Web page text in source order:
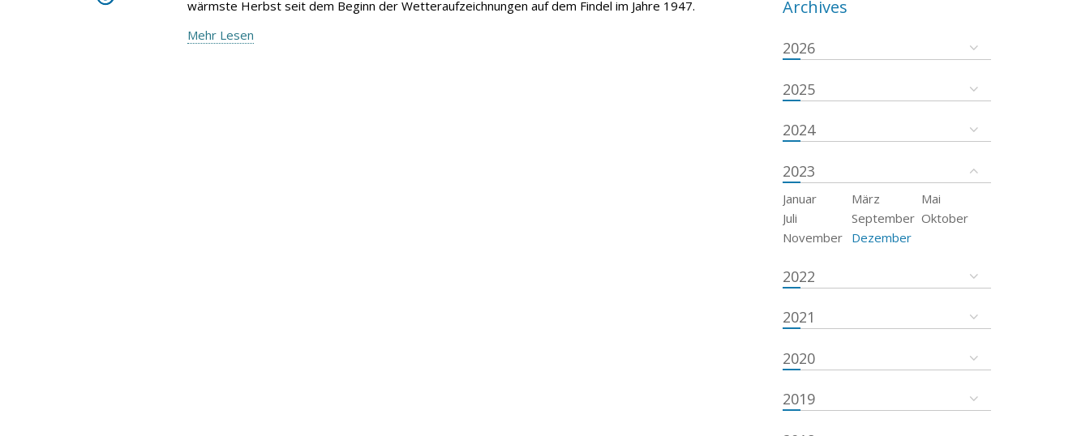
wärmste Herbst seit dem Beginn der Wetteraufzeichnungen auf dem Findel im Jahre 1947.
Mehr Lesen
Archives
2026
2025
2024
2023
Januar März
Mai
Juli
September Oktober
November
Dezember
2022
2021
2020
2019